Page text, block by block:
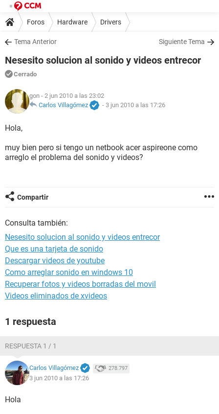
Foros Hardware Drivers
Tema Anterior Siguiente Tema
Nesesito solucion al sonido y videos entrecor
Cerrado
gon - 2 jun 2010 a las 23:02
Carlos Villagómez
- 3 jun 2010 a las 17:26
Hola,
muy bien pero si tengo un netbook acer aspireone como
arreglo el problema del sonido y videos?
Compartir
Consulta también:
Nesesito solucion al sonido y videos entrecor
Que es una tarjeta de sonido
Descargar videos de youtube
Como arreglar sonido en windows 10
Recuperar fotos y videos borradas del movil
Videos eliminados de xvideos
1 respuesta
RESPUESTA 1 / 1
Carlos Villagómez 278.797
3 jun 2010 a las 17:26
Hola